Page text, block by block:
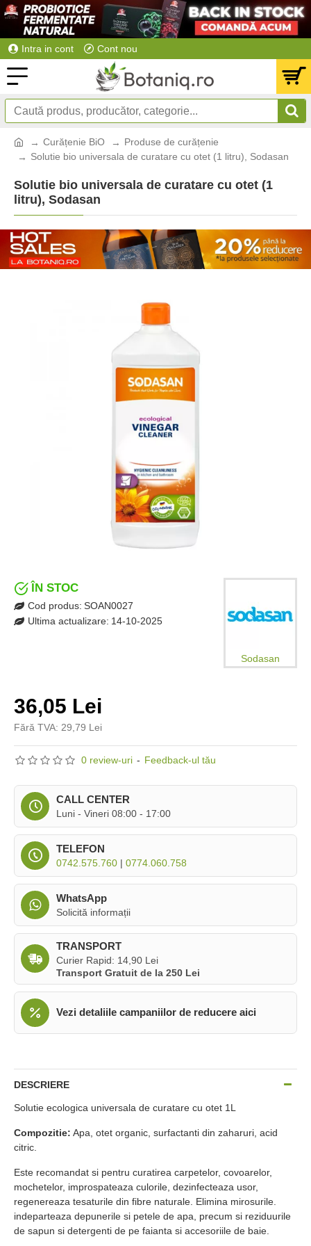
Intra in cont Cont nou
Curățenie BiO
Produse de curățenie
Solutie bio universala de curatare cu otet (1 litru), Sodasan
Solutie bio universala de curatare cu otet (1
litru), Sodasan
0 review-uri - Feedback-ul tău
36,05 Lei
Fără TVA: 29,79 Lei
ÎN STOC
Cod produs: SOAN0027
Ultima actualizare: 14-10-2025
Sodasan
CALL CENTER
Luni - Vineri 08:00 - 17:00
TELEFON
0742.575.760 | 0774.060.758
WhatsApp
Solicită informații
TRANSPORT
Curier Rapid: 14,90 Lei
Transport Gratuit de la 250 Lei
Vezi detaliile campaniilor de reducere aici
DESCRIERE
Solutie ecologica universala de curatare cu otet 1L
Compozitie: Apa, otet organic, surfactanti din zaharuri, acid
citric.
Este recomandat si pentru curatirea carpetelor, covoarelor,
mochetelor, improspateaza culorile, dezinfecteaza usor,
regenereaza tesaturile din fibre naturale. Elimina mirosurile.
indeparteaza depunerile si petele de apa, precum si reziduurile
de sapun si detergenti de pe faianta si accesoriile de baie.